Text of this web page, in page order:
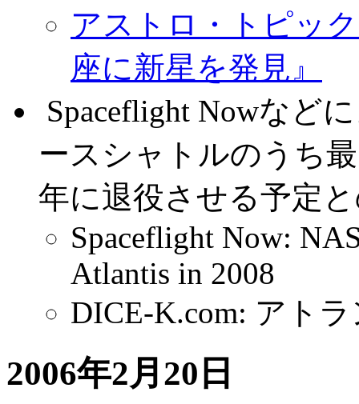
アストロ・トピッ
座に新星を発見』
Spaceflight Nowなど
ースシャトルのうち
年に退役させる予定
Spaceflight Now:
Atlantis in 2008
DICE-K.com: アト
2006年2月20日